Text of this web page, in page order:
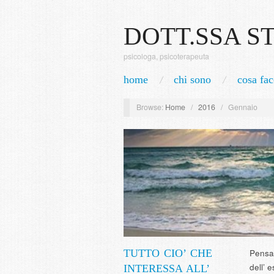
DOTT.SSA
psicologa, psicoterapeuta
home chi sono cosa
Browse: Home / 2016 / Gennaio
TUTTO CIO’ CHE
INTERESSA ALL’
dell’